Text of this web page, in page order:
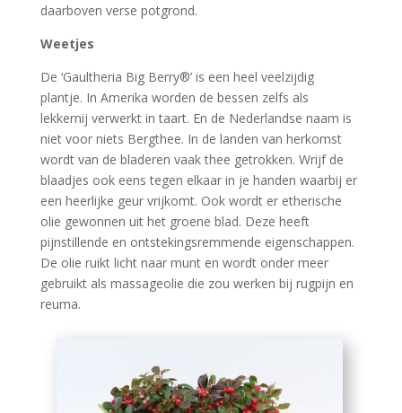
daarboven verse potgrond.
Weetjes
De ‘Gaultheria Big Berry®’ is een heel veelzijdig
plantje. In Amerika worden de bessen zelfs als
lekkernij verwerkt in taart. En de Nederlandse naam is
niet voor niets Bergthee. In de landen van herkomst
wordt van de bladeren vaak thee getrokken. Wrijf de
blaadjes ook eens tegen elkaar in je handen waarbij er
een heerlijke geur vrijkomt. Ook wordt er etherische
olie gewonnen uit het groene blad. Deze heeft
pijnstillende en ontstekingsremmende eigenschappen.
De olie ruikt licht naar munt en wordt onder meer
gebruikt als massageolie die zou werken bij rugpijn en
reuma.